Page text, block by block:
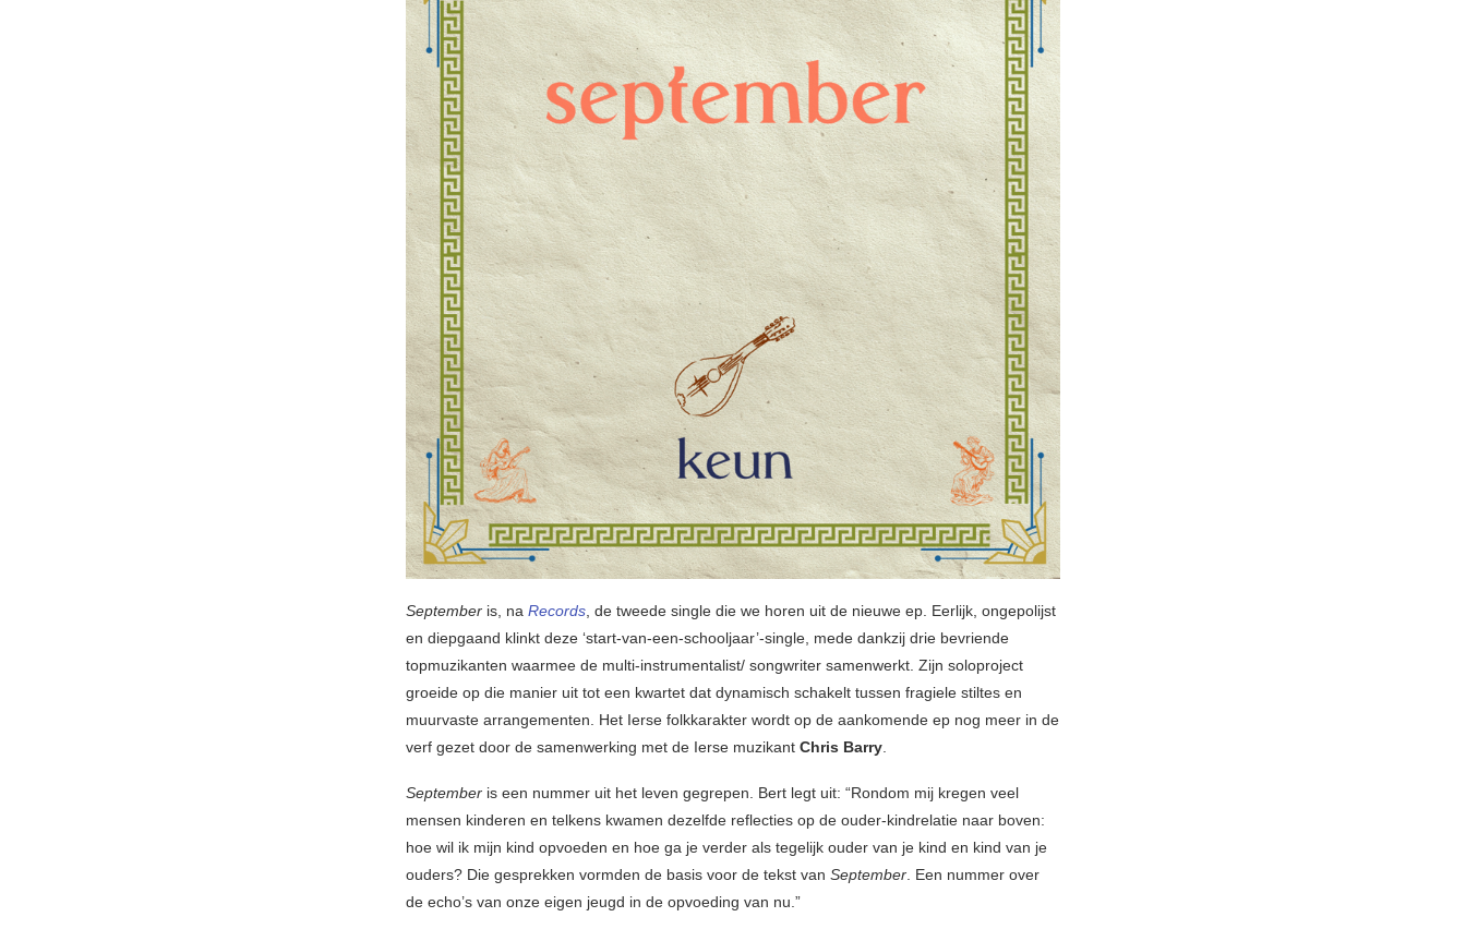
September is, na Records , de tweede single die we horen uit de nieuwe ep. Eerlijk, ongepolijst
en diepgaand klinkt deze ‘start-van-een-schooljaar’-single, mede dankzij drie bevriende
topmuzikanten waarmee de multi-instrumentalist/ songwriter samenwerkt. Zijn soloproject
groeide op die manier uit tot een kwartet dat dynamisch schakelt tussen fragiele stiltes en
muurvaste arrangementen. Het Ierse folkkarakter wordt op de aankomende ep nog meer in de
verf gezet door de samenwerking met de Ierse muzikant Chris Barry
September is een nummer uit het leven gegrepen. Bert legt uit: “Rondom mij kregen veel
mensen kinderen en telkens kwamen dezelfde reflecties op de ouder-kindrelatie naar boven:
hoe wil ik mijn kind opvoeden en hoe ga je verder als tegelijk ouder van je kind en kind van je
ouders? Die gesprekken vormden de basis voor de tekst van September . Een nummer over
de echo’s van onze eigen jeugd in de opvoeding van nu.”